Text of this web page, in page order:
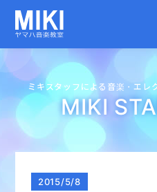
HOME
ミキスタッフによる音楽・エレ
MIKI
2015/5/8